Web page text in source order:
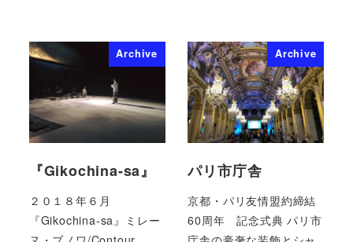
Archive
『Gikochina-sa』
２０１８年６月
『Gikochina-sa』ミレー
Archive
パリ市庁舎
京都・パリ友情盟約締結
60周年 記念式典 パリ市